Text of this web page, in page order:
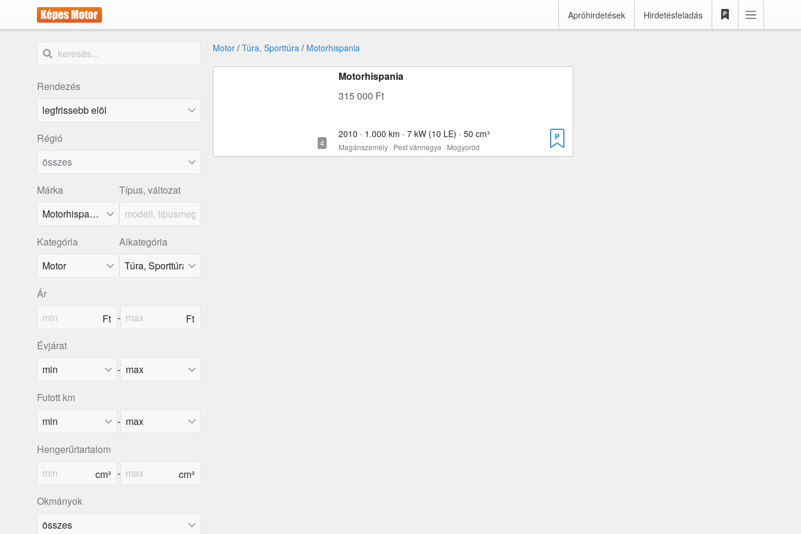
Apróhirdetések Hirdetésfeladás
Rendezés
Régió
összes
Márka
Motorhispania
Típus, változat
Kategória Alkategória
Ár
-
Évjárat
-
Futott km
-
Hengerűrtartalom
-
Okmányok
Motor / Túra, Sporttúra / Motorhispania
Motorhispania
315 000 Ft
2010 · 1.000 km · 7 kW (10 LE) · 50 cm³
Magánszemély · Pest vármegye · Mogyoród